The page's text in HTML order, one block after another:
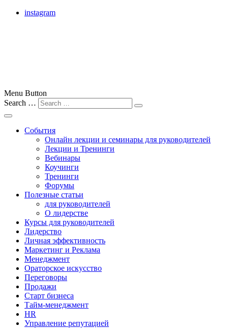
instagram
Бизнес-тренер
лучшие бизнес-тренеры Москвы, России и всего мира
Menu Button
Search …
События
Онлайн лекции и семинары для руководителей
Лекции и Тренинги
Вебинары
Коучинги
Тренинги
Форумы
Полезные статьи
для руководителей
О лидерстве
Курсы для руководителей
Лидерство
Личная эффективность
Маркетинг и Реклама
Менеджмент
Ораторское искусство
Переговоры
Продажи
Старт бизнеса
Тайм-менеджмент
HR
Управление репутацией